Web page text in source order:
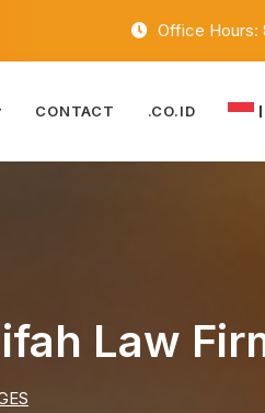
Office Hours:
CONTACT .CO.ID
Law